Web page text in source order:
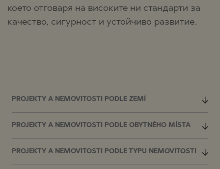
което отговаря на високите ни стандарти за
качество, сигурност и устойчиво развитие.
PROJEKTY A NEMOVITOSTI PODLE ZEMÍ
PROJEKTY A NEMOVITOSTI PODLE OBYTNÉHO MÍSTA
PROJEKTY A NEMOVITOSTI PODLE TYPU NEMOVITOSTI